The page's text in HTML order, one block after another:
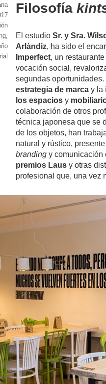
Filosofía
El estudioSr. y Sra.
Arlàndiz, ha sido el
Imperfect, un
vocación social,
segundas
estrategia de marca y la
los espacios y
colaboración de otros
técnica japonesa que se
de los objetos, han
natural y rústico,
branding y comunicación
premios Laus y otras
profesional que, una vez
author/jazmin-
,